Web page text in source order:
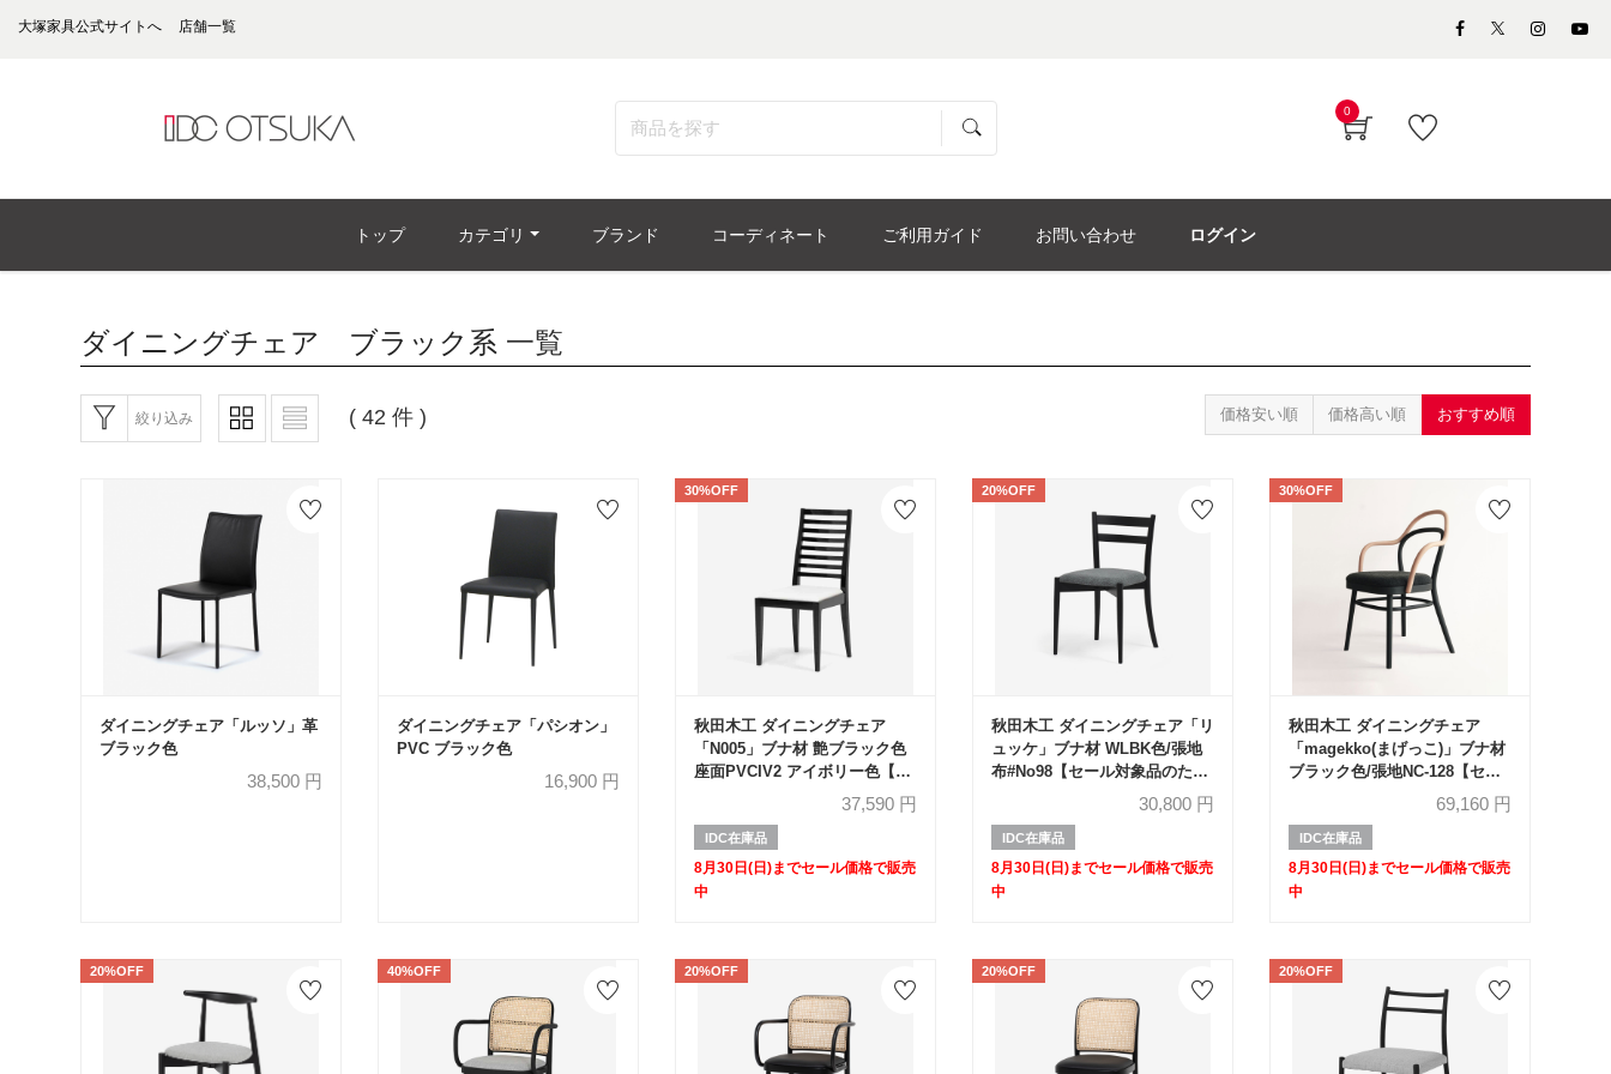
大塚家具公式サイトへ 店舗一覧
0
トップ カテゴリ ブランド コーディネート ご利用ガイド お問い合わせ ログイン
ダイニングチェア ブラック系 一覧
絞り込み ( 42 件 ) 価格安い順 価格高い順 おすすめ順
ダイニングチェア「ルッソ」革
ブラック色
38,500円
ダイニングチェア「パシオン」
PVC ブラック色
16,900円
30%OFF
秋田木工 ダイニングチェア
「N005」ブナ材 艶ブラック色
座面PVCIV2 アイボリー色【セ
ール対象品のため30%OFF】
37,590 円
IDC在庫品
8月30日(日)までセール価格で販売
中
20%OFF
秋田木工 ダイニングチェア「リ
ュッケ」ブナ材 WLBK色/張地
布#No98【セール対象品のため
30,800 円
IDC在庫品
8月30日(日)までセール価格で販売
中
30%OFF
秋田木工 ダイニングチェア
「magekko(まげっこ)」ブナ材
ブラック色/張地NC-128【セー
ル対象品のため30%OFF】
69,160 円
IDC在庫品
8月30日(日)までセール価格で販売
中
20%OFF 40%OFF 20%OFF 20%OFF 20%OFF